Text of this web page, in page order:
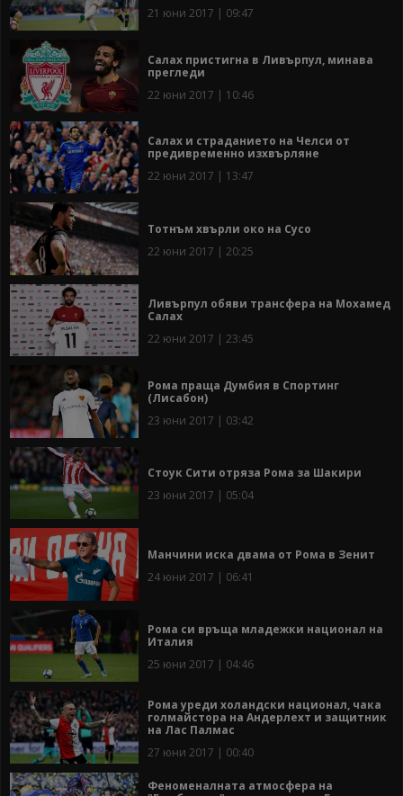
21 юни 2017 | 09:47
Салах пристигна в Ливърпул, минава
прегледи
22 юни 2017 | 10:46
Салах и страданието на Челси от
предивременно изхвърляне
22 юни 2017 | 13:47
Тотнъм хвърли око на Сусо
22 юни 2017 | 20:25
Ливърпул обяви трансфера на Мохамед
Салах
22 юни 2017 | 23:45
Рома праща Думбия в Спортинг
(Лисабон)
23 юни 2017 | 03:42
Стоук Сити отряза Рома за Шакири
23 юни 2017 | 05:04
Манчини иска двама от Рома в Зенит
24 юни 2017 | 06:41
Рома си връща младежки национал на
Италия
25 юни 2017 | 04:46
Рома уреди холандски национал, чака
голмайстора на Андерлехт и защитник
на Лас Палмас
27 юни 2017 | 00:40
Феноменалната атмосфера на